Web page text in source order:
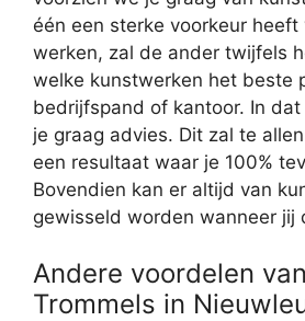
één een sterke voorkeur heeft
werken, zal de ander twijfels
welke kunstwerken het beste
bedrijfspand of kantoor. In
je graag advies. Dit zal te
een resultaat waar je 100%
Bovendien kan er altijd van
gewisseld worden wanneer jij
Andere voordelen
Trommels in